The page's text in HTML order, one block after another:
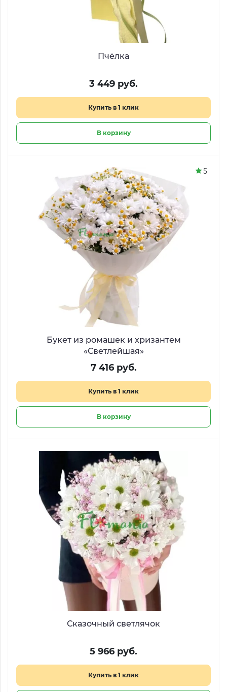
Пчёлка
3 449 руб.
Купить в 1 клик
В корзину
Букет из ромашек и хризантем
«Светлейшая»
7 416 руб.
Купить в 1 клик
В корзину
5
Сказочный светлячок
5 966 руб.
Купить в 1 клик